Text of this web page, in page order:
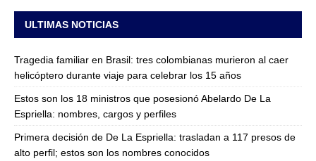
ULTIMAS NOTICIAS
Tragedia familiar en Brasil: tres colombianas murieron al caer
helicóptero durante viaje para celebrar los 15 años
Estos son los 18 ministros que posesionó Abelardo De La
Espriella: nombres, cargos y perfiles
Primera decisión de De La Espriella: trasladan a 117 presos de
alto perfil; estos son los nombres conocidos